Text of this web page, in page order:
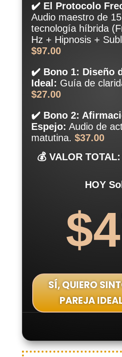
✔️ El Protocolo
Audio maestro de
tecnología híbrida
Hz + Hipnosis +
$97.00
✔️ Bono 1: Diseño
Ideal: Guía de
$27.00
✔️ Bono 2:
Espejo: Audio de
matutina. $37.00
💰 VALOR TOTAL:
HOY
SÍ, QUIERO
PAREJA